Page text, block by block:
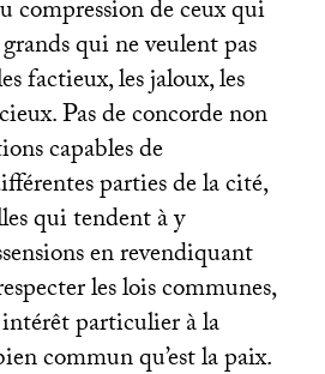
compression de ceux qui
qui ne veulent pas
factieux, les jaloux, les
Pas de concorde non
capables de
parties de la cité,
qui tendent à y
en revendiquant
les lois communes,
particulier à la
commun qu’est la paix.